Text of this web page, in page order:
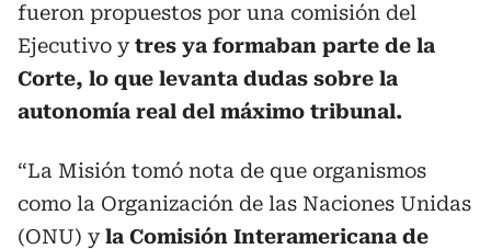
fueron propuestos por una comisión del
Ejecutivo ytres ya formaban parte de la
Corte, lo que levanta dudas sobre la
autonomía real del máximo tribunal.
“La Misión tomó nota de que organismos
como la Organización de las Naciones Unidas
(ONU) yla Comisión Interamericana de